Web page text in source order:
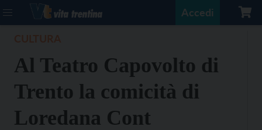
Accedi
Al Teatro Capovolto di
Trento la comicità di
Loredana Cont